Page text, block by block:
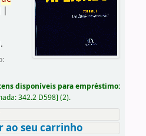
|
.
disponíveis para empréstimo:
342.2 D598] (2).
ao seu carrinho